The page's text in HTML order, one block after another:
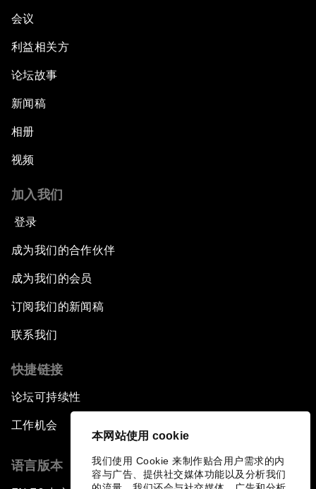
本网站使用 cookie
我们使用 Cookie 来制作贴合用户需求的内
容与广告、提供社交媒体功能以及分析我们
会议
利益相关方
论坛故事
新闻稿
相册
视频
加入我们
登录
成为我们的合作伙伴
成为我们的会员
订阅我们的新闻稿
联系我们
快捷链接
论坛可持续性
工作机会
语言版本